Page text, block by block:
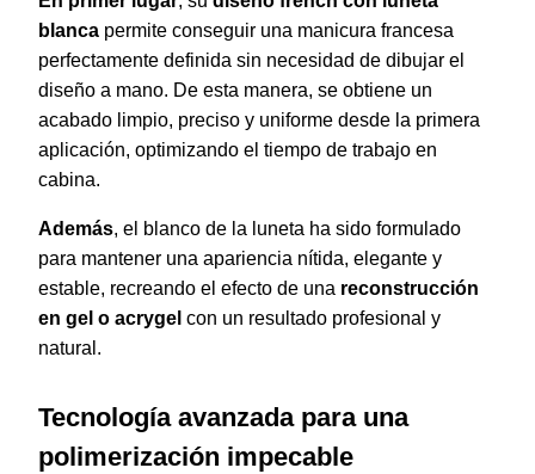
blanca permite conseguir una manicura francesa
perfectamente definida sin necesidad de dibujar el
diseño a mano. De esta manera, se obtiene un
acabado limpio, preciso y uniforme desde la primera
aplicación, optimizando el tiempo de trabajo en
cabina.
Además, el blanco de la luneta ha sido formulado
para mantener una apariencia nítida, elegante y
estable, recreando el efecto de una reconstrucción
en gel o acrygel con un resultado profesional y
natural.
Tecnología avanzada para una
polimerización impecable